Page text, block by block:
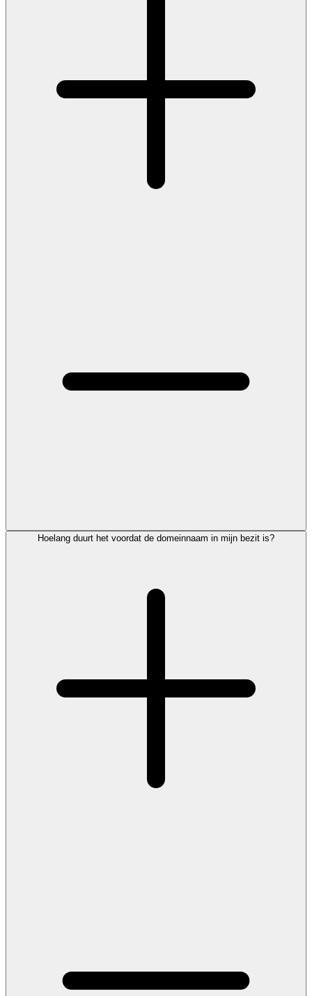
Hoelang duurt het voordat de domeinnaam in mijn bezit is?